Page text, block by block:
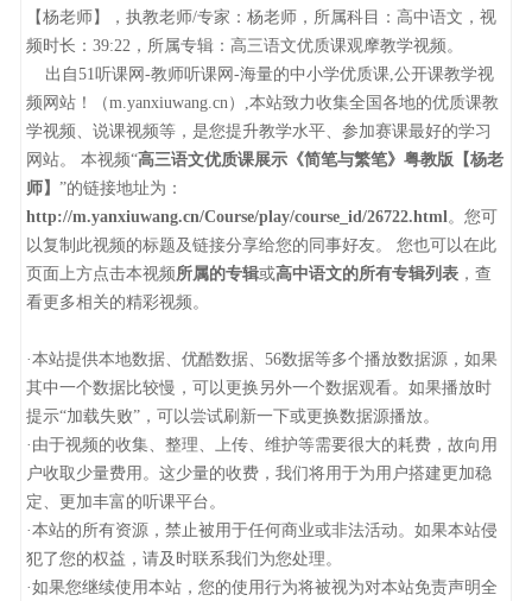
【杨老师】，执教老师/专家：杨老师，所属科目：高中语文，视
频时长：39:22，所属专辑：高三语文优质课观摩教学视频。
出自51听课网-教师听课网-海量的中小学优质课,公开课教学视
频网站！（m.yanxiuwang.cn）,本站致力收集全国各地的优质课教
学视频、说课视频等，是您提升教学水平、参加赛课最好的学习
网站。 本视频“高三语文优质课展示《简笔与繁笔》粤教版【杨老
师】”的链接地址为：
http://m.yanxiuwang.cn/Course/play/course_id/26722.html。您可
以复制此视频的标题及链接分享给您的同事好友。 您也可以在此
页面上方点击本视频所属的专辑或高中语文的所有专辑列表 ，查
看更多相关的精彩视频。
·本站提供本地数据、优酷数据、56数据等多个播放数据源，如果
其中一个数据比较慢，可以更换另外一个数据观看。如果播放时
提示“加载失败”，可以尝试刷新一下或更换数据源播放。
·由于视频的收集、整理、上传、维护等需要很大的耗费，故向用
户收取少量费用。这少量的收费，我们将用于为用户搭建更加稳
定、更加丰富的听课平台。
·本站的所有资源，禁止被用于任何商业或非法活动。如果本站侵
犯了您的权益，请及时联系我们为您处理。
·如果您继续使用本站，您的使用行为将被视为对本站免责声明全